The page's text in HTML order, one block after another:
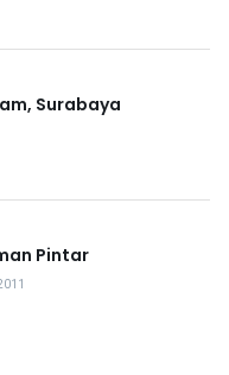
Surabaya
Pintar